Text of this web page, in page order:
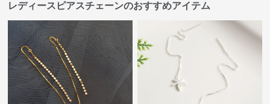
レディースピアスチェーンのおすすめアイテム